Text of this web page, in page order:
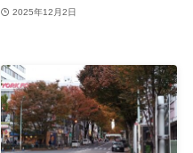
2025年12月2日